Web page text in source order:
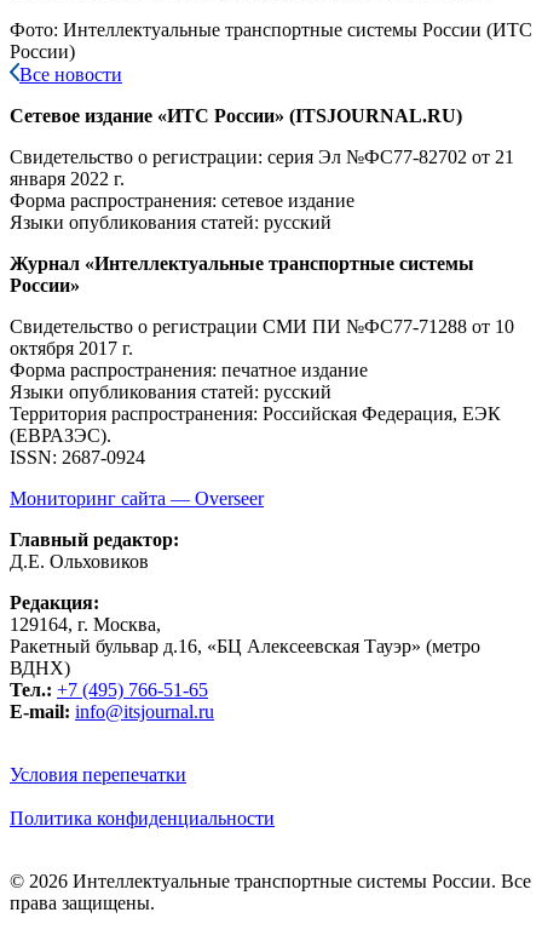
Фото: Интеллектуальные транспортные системы России (ИТС
России)
Все новости
Сетевое издание «ИТС России» (ITSJOURNAL.RU)
Свидетельство о регистрации: серия Эл №ФС77-82702 от 21
января 2022 г.
Форма распространения: сетевое издание
Языки опубликования статей: русский
Журнал «Интеллектуальные транспортные системы
России»
Свидетельство о регистрации СМИ ПИ №ФС77-71288 от 10
октября 2017 г.
Форма распространения: печатное издание
Языки опубликования статей: русский
Территория распространения: Российская Федерация, ЕЭК
(ЕВРАЗЭС).
ISSN: 2687-0924
Мониторинг сайта — Overseer
Главный редактор:
Д.Е. Ольховиков
Редакция:
129164, г. Москва,
Ракетный бульвар д.16, «БЦ Алексеевская Тауэр» (метро
ВДНХ)
Тел.: +7 (495) 766-51-65
E-mail: info@itsjournal.ru
Условия перепечатки
Политика конфиденциальности
© 2026 Интеллектуальные транспортные системы России. Все
права защищены.